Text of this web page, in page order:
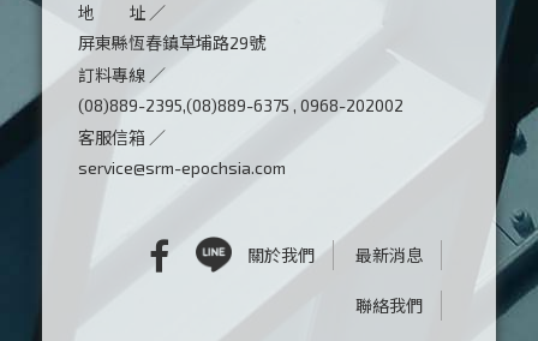
地 址 ／
屏東縣恆春鎮草埔路29號
訂料專線 ／
(08)889-2395,(08)889-6375 , 0968-202002
客服信箱 ／
service@srm-epochsia.com
關於我們 最新消息
聯絡我們